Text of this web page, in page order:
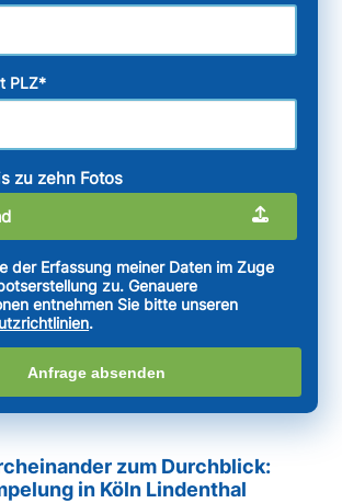
PLZ*
zu zehn Fotos
der Erfassung meiner Daten im Zuge
zu. Genauere
entnehmen Sie bitte unseren
.
Anfrage absenden
zum Durchblick:
in Köln Lindenthal